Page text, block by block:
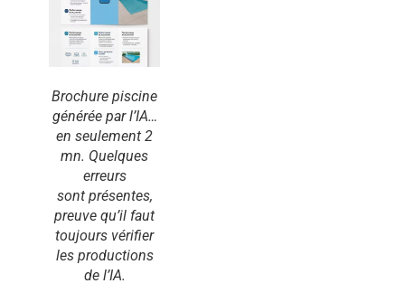
Brochure piscine
générée par l’IA…
en seulement 2
mn. Quelques
erreurs
sont présentes,
preuve qu’il faut
toujours vérifier
les productions
de l’IA.